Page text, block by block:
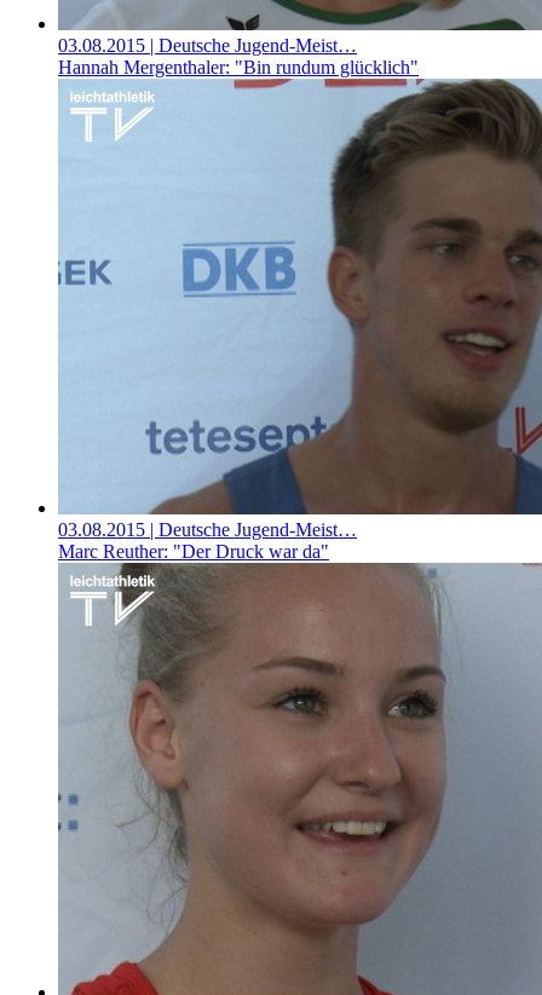
03.08.2015 | Deutsche Jugend-Meist…
Hannah Mergenthaler: "Bin rundum glücklich"
03.08.2015 | Deutsche Jugend-Meist…
Marc Reuther: "Der Druck war da"